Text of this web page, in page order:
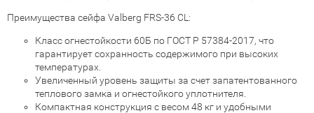
Преимущества сейфа Valberg FRS-36 CL:
Класс огнестойкости 60Б по ГОСТ Р 57384-2017, что
гарантирует сохранность содержимого при высоких
температурах.
Увеличенный уровень защиты за счет запатентованного
теплового замка и огнестойкого уплотнителя.
Компактная конструкция с весом 48 кг и удобными